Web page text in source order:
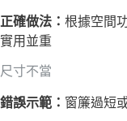
正確做法： 根據空間
實用並重
尺寸不當
錯誤示範： 窗簾過短